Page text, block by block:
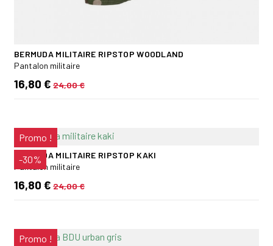
BERMUDA MILITAIRE RIPSTOP WOODLAND
Pantalon militaire
16,80 € 24,00 €
Promo !
-30%
BERMUDA MILITAIRE RIPSTOP KAKI
Pantalon militaire
16,80 € 24,00 €
Promo !